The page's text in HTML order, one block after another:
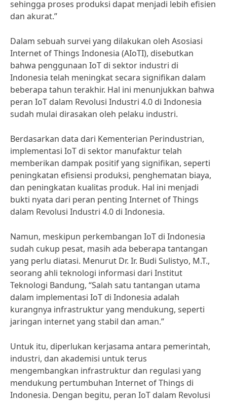
sehingga proses produksi dapat menjadi lebih efisien
dan akurat.”
Dalam sebuah survei yang dilakukan oleh Asosiasi
Internet of Things Indonesia (AIoTI), disebutkan
bahwa penggunaan IoT di sektor industri di
Indonesia telah meningkat secara signifikan dalam
beberapa tahun terakhir. Hal ini menunjukkan bahwa
peran IoT dalam Revolusi Industri 4.0 di Indonesia
sudah mulai dirasakan oleh pelaku industri.
Berdasarkan data dari Kementerian Perindustrian,
implementasi IoT di sektor manufaktur telah
memberikan dampak positif yang signifikan, seperti
peningkatan efisiensi produksi, penghematan biaya,
dan peningkatan kualitas produk. Hal ini menjadi
bukti nyata dari peran penting Internet of Things
dalam Revolusi Industri 4.0 di Indonesia.
Namun, meskipun perkembangan IoT di Indonesia
sudah cukup pesat, masih ada beberapa tantangan
yang perlu diatasi. Menurut Dr. Ir. Budi Sulistyo, M.T.,
seorang ahli teknologi informasi dari Institut
Teknologi Bandung, “Salah satu tantangan utama
dalam implementasi IoT di Indonesia adalah
kurangnya infrastruktur yang mendukung, seperti
jaringan internet yang stabil dan aman.”
Untuk itu, diperlukan kerjasama antara pemerintah,
industri, dan akademisi untuk terus
mengembangkan infrastruktur dan regulasi yang
mendukung pertumbuhan Internet of Things di
Indonesia. Dengan begitu, peran IoT dalam Revolusi